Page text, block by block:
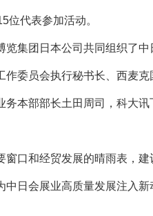
位代表参加活动。
团日本公司共同组织了中
委员会执行秘书长、西麦
本部部长土田周司，科大
和经贸发展的晴雨表，建
日会展业高质量发展注入